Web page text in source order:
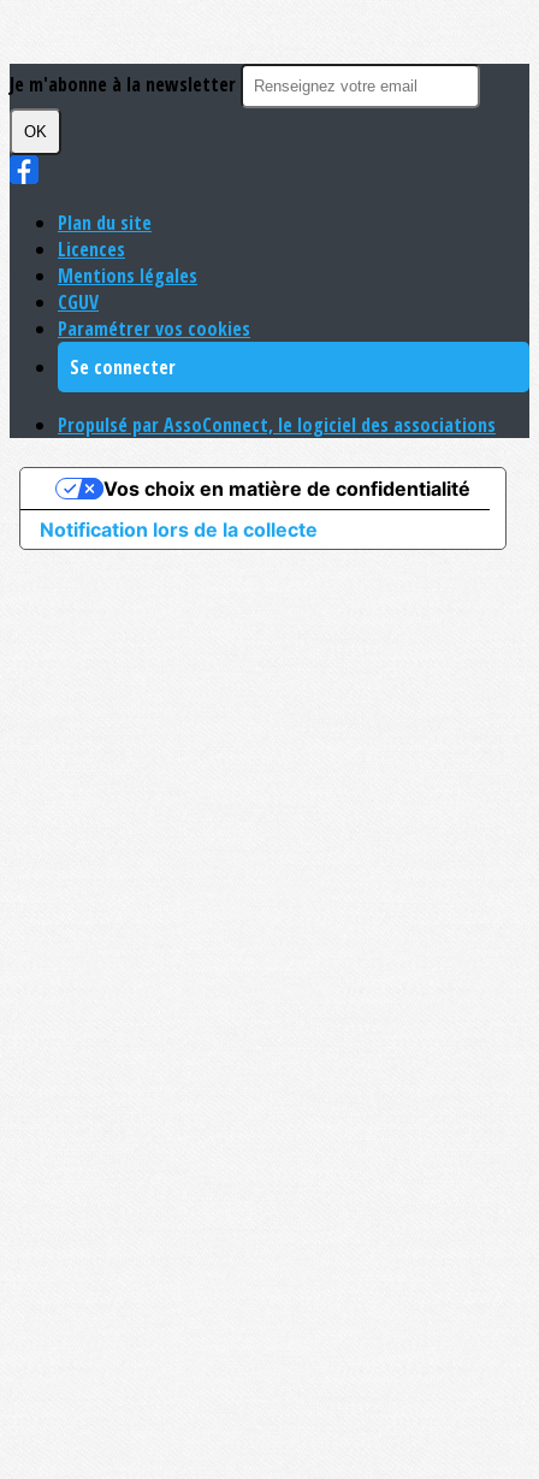
Je m'abonne à la newsletter
OK
Plan du site
Licences
Mentions légales
CGUV
Paramétrer vos cookies
Se connecter
Propulsé par AssoConnect, le logiciel des associations
Notification lors de la collecte
Vos choix en matière de confidentialité